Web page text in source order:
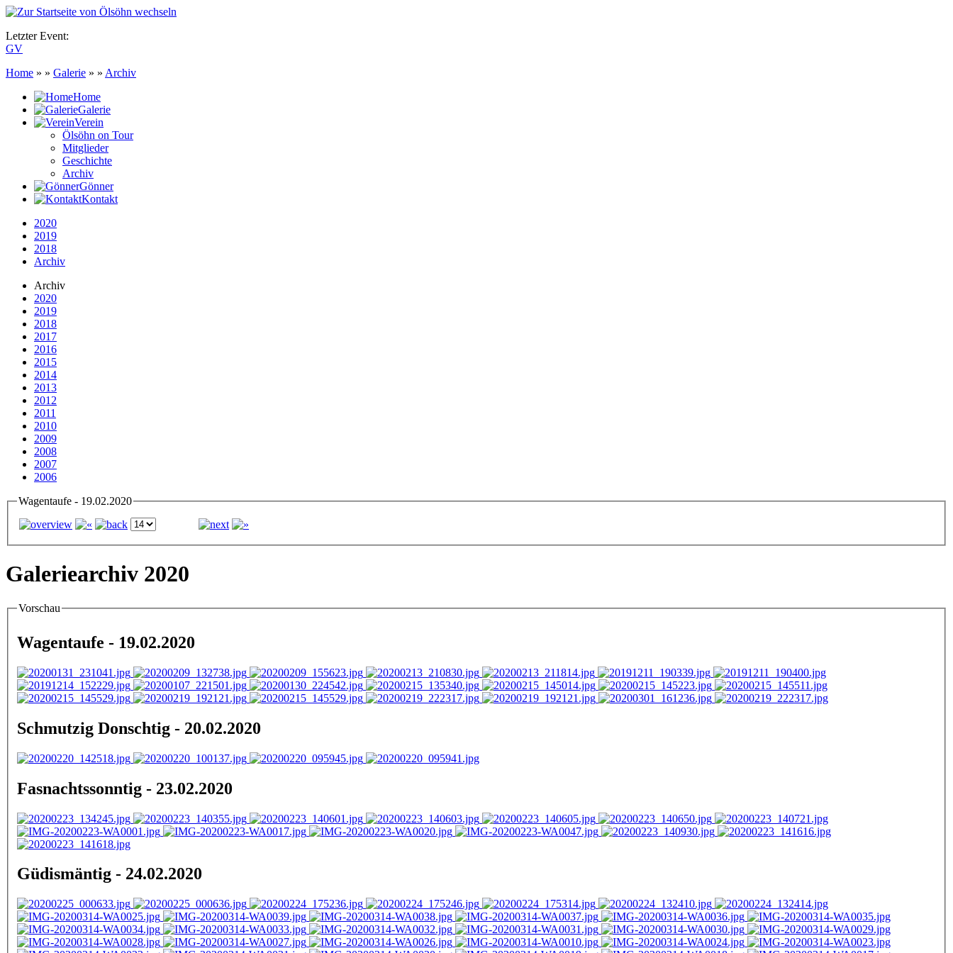
Letzter Event:
GV
Home » » Galerie » » Archiv
Home
Galerie
Verein
Ölsöhn on Tour
Mitglieder
Geschichte
Archiv
Gönner
Kontakt
2020
2019
2018
Archiv
Archiv
2020
2019
2018
2017
2016
2015
2014
2013
2012
2011
2010
2009
2008
2007
2006
Wagentaufe - 19.02.2020
Galeriearchiv 2020
Vorschau
Wagentaufe - 19.02.2020
Schmutzig Donschtig - 20.02.2020
Fasnachtssonntig - 23.02.2020
Güdismäntig - 24.02.2020